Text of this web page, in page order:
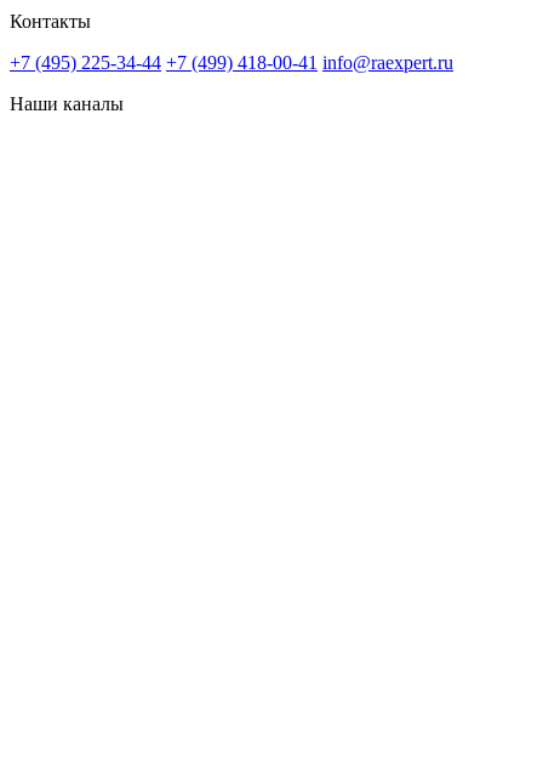
Контакты
+7 (495) 225-34-44 +7 (499) 418-00-41 info@raexpert.ru
Наши каналы